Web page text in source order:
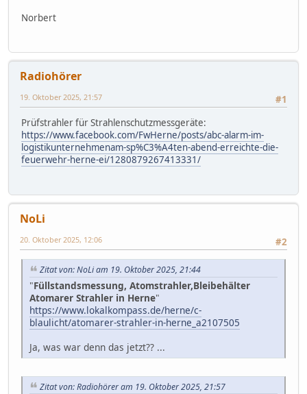
Norbert
Radiohörer
#1
19. Oktober 2025, 21:57
Prüfstrahler für Strahlenschutzmessgeräte:
https://www.facebook.com/FwHerne/posts/abc-alarm-im-
logistikunternehmenam-sp%C3%A4ten-abend-erreichte-die-
feuerwehr-herne-ei/1280879267413331/
NoLi
#2
20. Oktober 2025, 12:06
Zitat von: NoLi am 19. Oktober 2025, 21:44
"Füllstandsmessung, Atomstrahler,Bleibehälter
Atomarer Strahler in Herne"
https://www.lokalkompass.de/herne/c-
blaulicht/atomarer-strahler-in-herne_a2107505
Ja, was war denn das jetzt?? ...
Zitat von: Radiohörer am 19. Oktober 2025, 21:57